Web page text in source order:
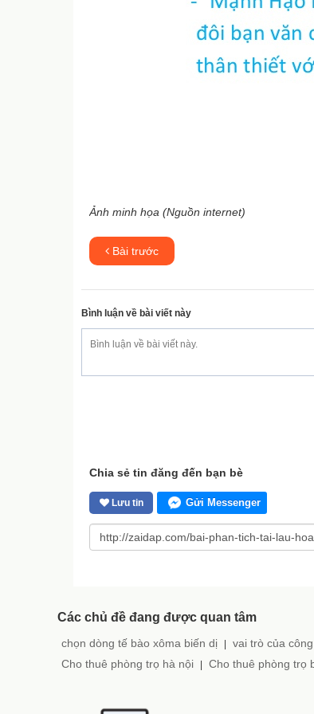
Ảnh minh họa (Nguồn internet)
Bài trước
Bình luận về bài viết này
Chia sẻ tin đăng đến bạn bè
Lưu tin Gửi Messenger
Các chủ đề đang được quan tâm
chọn dòng tế bào xôma biến dị vai trò của
Cho thuê phòng trọ hà nội
Cho thuê phòng trọ